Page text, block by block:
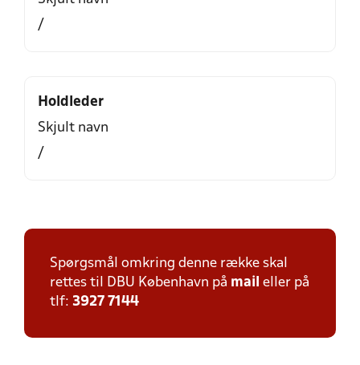
/
Holdleder
Skjult navn
/
Spørgsmål omkring denne række skal
rettes til DBU København på mail eller på
tlf: 3927 7144